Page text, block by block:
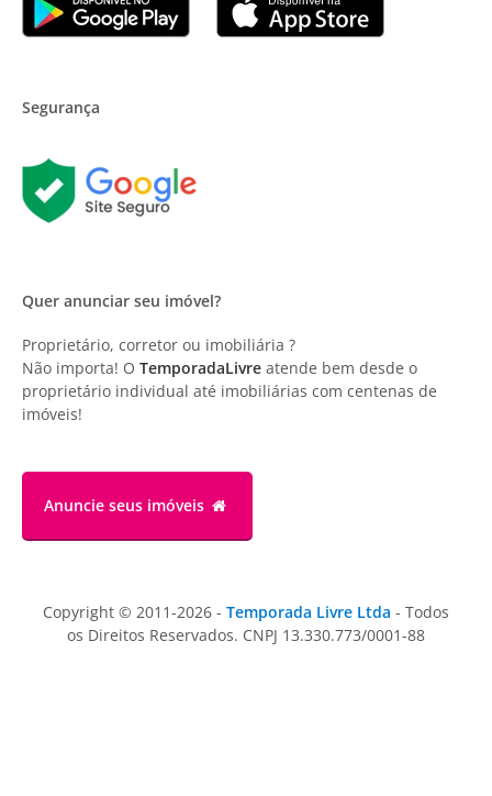
Segurança
Quer anunciar seu imóvel?
Proprietário, corretor ou imobiliária ?
Não importa! O TemporadaLivre atende bem desde o
proprietário individual até imobiliárias com centenas de
imóveis!
Anuncie seus imóveis
Copyright © 2011-2026 - Temporada Livre Ltda - Todos
os Direitos Reservados. CNPJ 13.330.773/0001-88